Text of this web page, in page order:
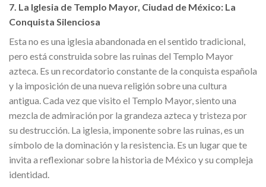
7. La Iglesia de Templo Mayor, Ciudad de México: La
Conquista Silenciosa
Esta no es una iglesia abandonada en el sentido tradicional,
pero está construida sobre las ruinas del Templo Mayor
azteca. Es un recordatorio constante de la conquista española
y la imposición de una nueva religión sobre una cultura
antigua. Cada vez que visito el Templo Mayor, siento una
mezcla de admiración por la grandeza azteca y tristeza por
su destrucción. La iglesia, imponente sobre las ruinas, es un
símbolo de la dominación y la resistencia. Es un lugar que te
invita a reflexionar sobre la historia de México y su compleja
identidad.